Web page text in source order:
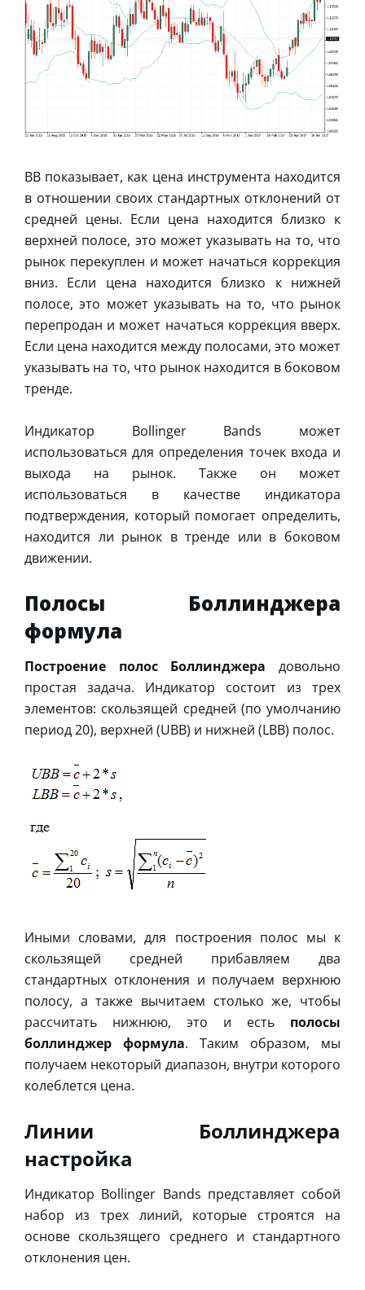
BB показывает, как цена инструмента находится
в отношении своих стандартных отклонений от
средней цены. Если цена находится близко к
верхней полосе, это может указывать на то, что
рынок перекуплен и может начаться коррекция
вниз. Если цена находится близко к нижней
полосе, это может указывать на то, что рынок
перепродан и может начаться коррекция вверх.
Если цена находится между полосами, это может
указывать на то, что рынок находится в боковом
тренде.
Индикатор Bollinger Bands может
использоваться для определения точек входа и
выхода на рынок. Также он может
использоваться в качестве индикатора
подтверждения, который помогает определить,
находится ли рынок в тренде или в боковом
движении.
Полосы Боллинджера
формула
Построение полос Боллинджера довольно
простая задача. Индикатор состоит из трех
элементов: скользящей средней (по умолчанию
период 20), верхней (UBB) и нижней (LBB) полос.
Иными словами, для построения полос мы к
скользящей средней прибавляем два
стандартных отклонения и получаем верхнюю
полосу, а также вычитаем столько же, чтобы
рассчитать нижнюю, это и есть полосы
боллинджер формула. Таким образом, мы
получаем некоторый диапазон, внутри которого
колеблется цена.
Линии Боллинджера
настройка
Индикатор Bollinger Bands представляет собой
набор из трех линий, которые строятся на
основе скользящего среднего и стандартного
отклонения цен.